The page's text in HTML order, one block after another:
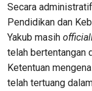
Secara
Pendidikan dan
Yakub masih
telah bertentangan
Ketentuan
telah tertuang